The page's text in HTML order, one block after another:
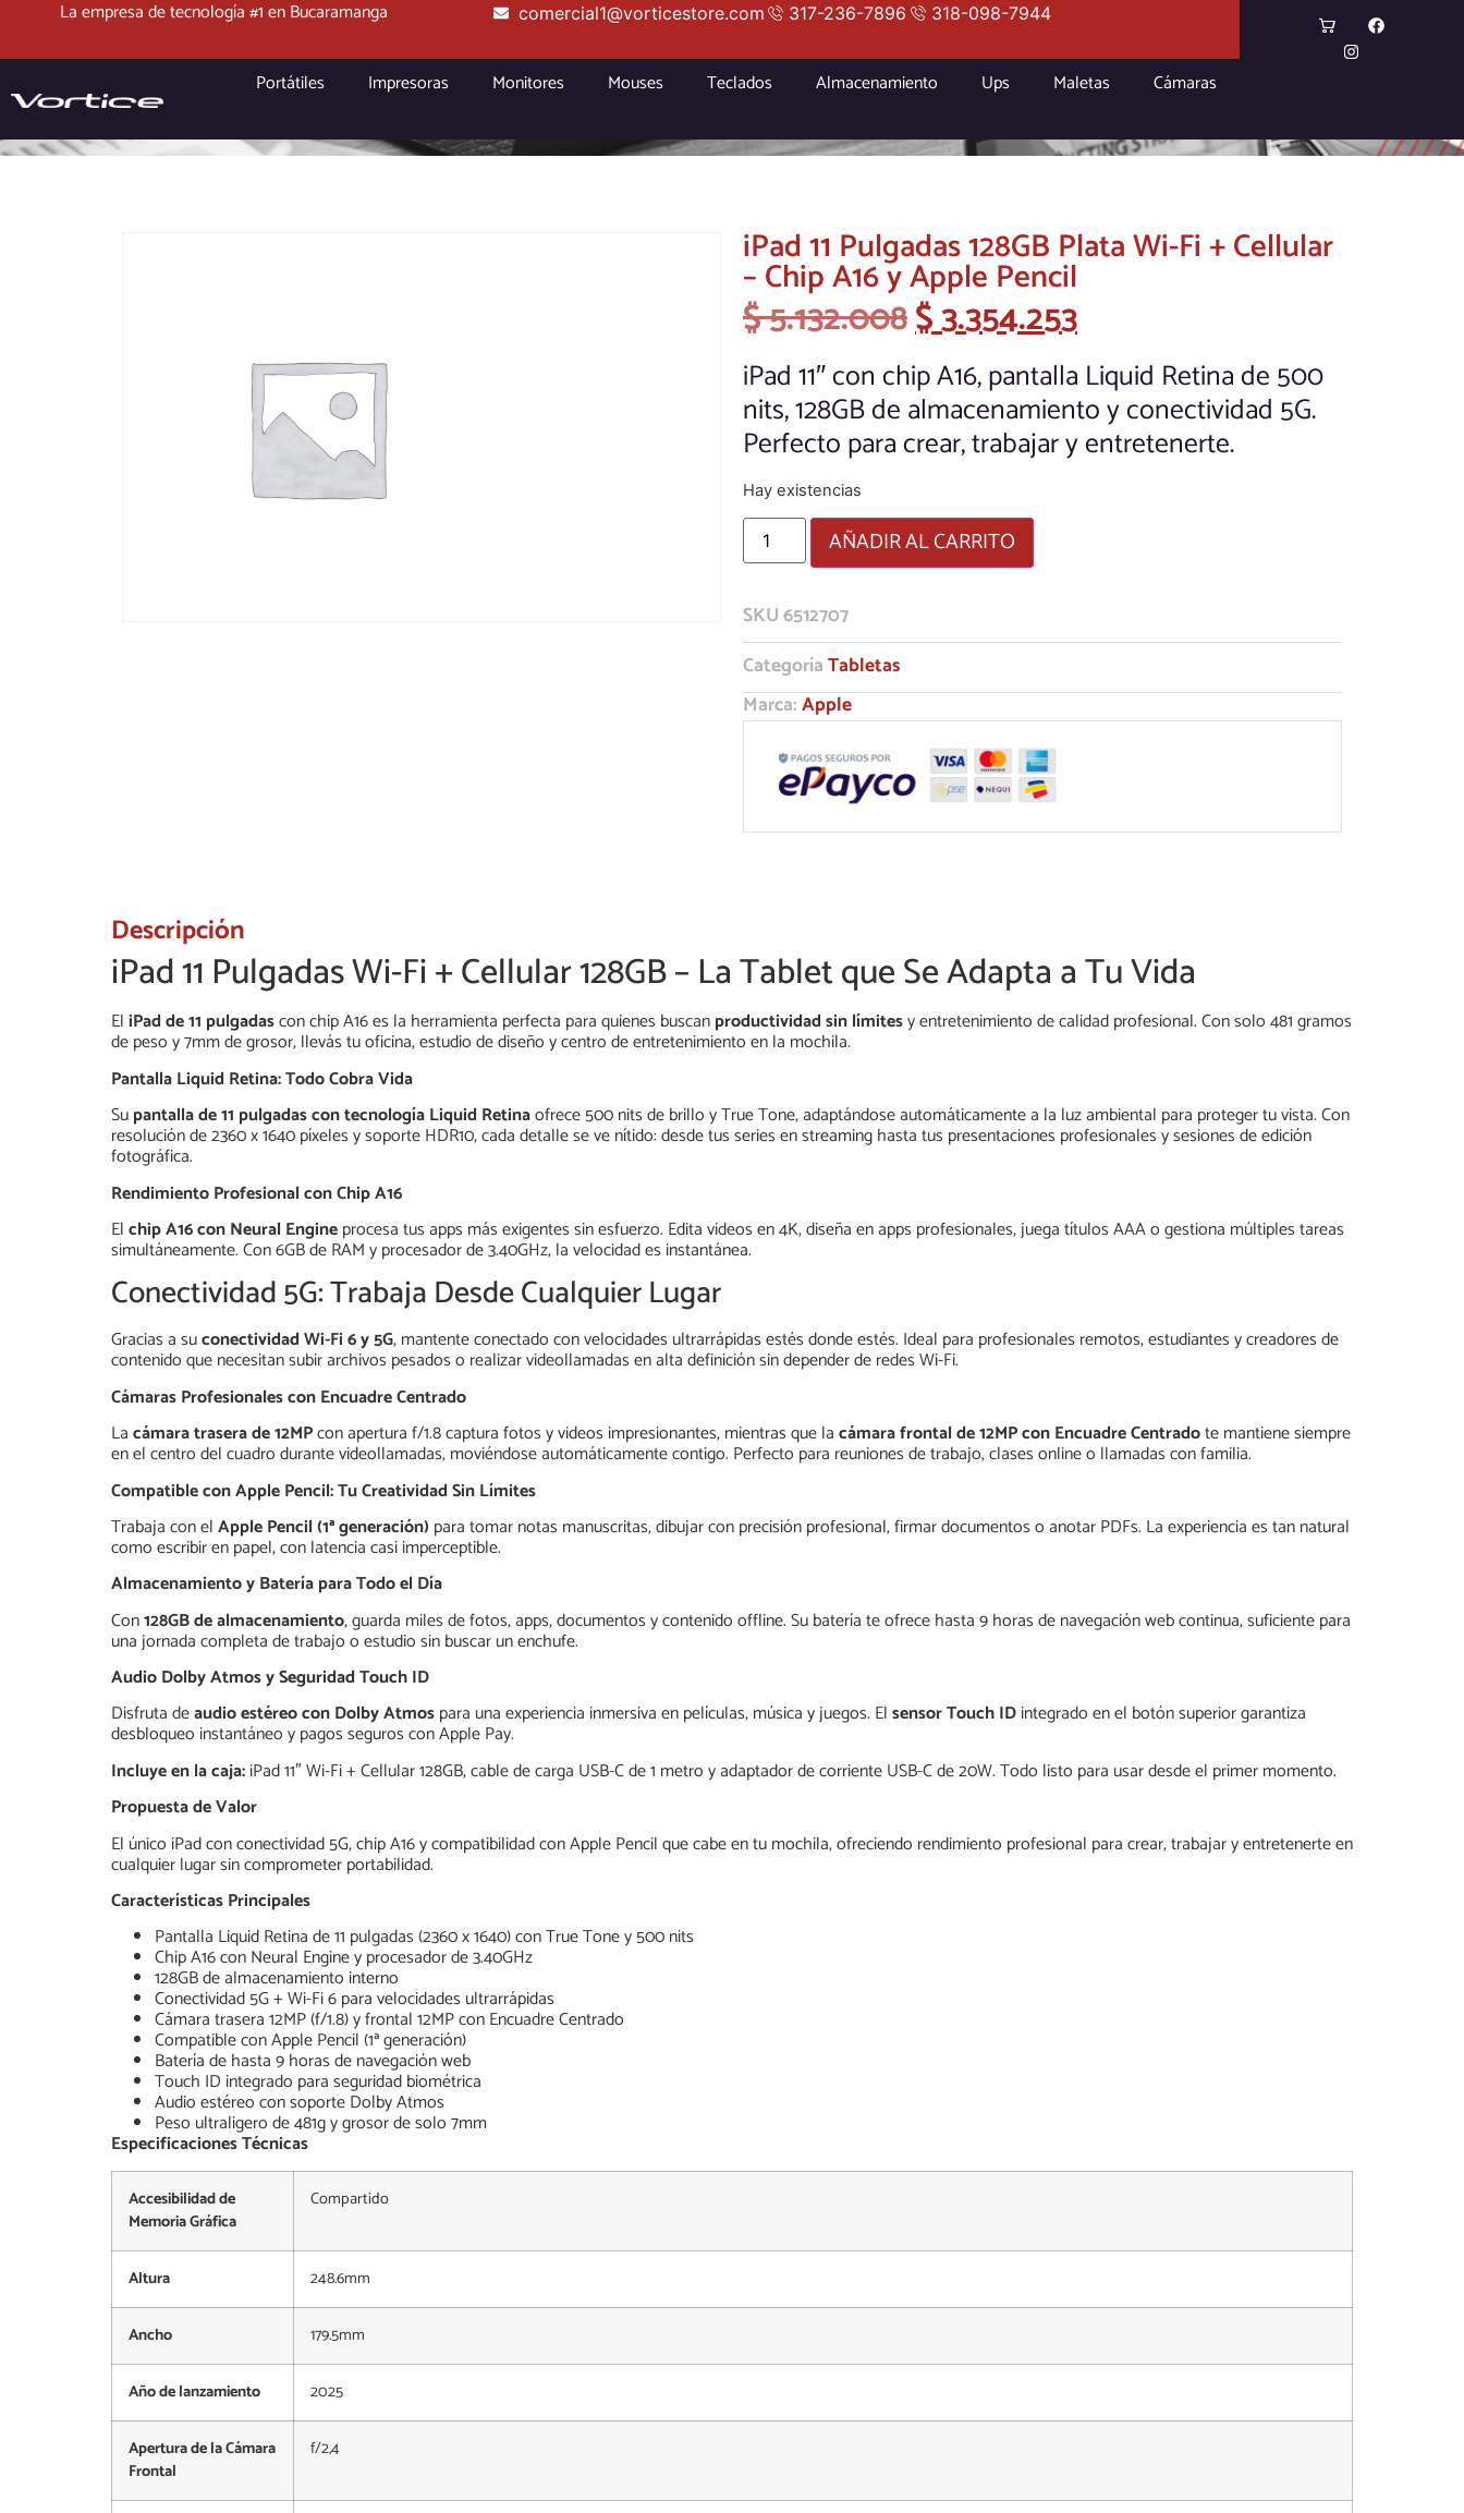
La empresa de tecnología #1 en Bucaramanga comercial1@vorticestore.com 317-236-7896 318-098-7944
Portátiles Impresoras Monitores Mouses Teclados Almacenamiento Ups Maletas Cámaras
iPad 11 Pulgadas 128GB Plata Wi-Fi + Cellular
– Chip A16 y Apple Pencil
$5.132.008$3.354.253
iPad 11″ con chip A16, pantalla Liquid Retina de 500
nits, 128GB de almacenamiento y conectividad 5G.
Perfecto para crear, trabajar y entretenerte.
Hay existencias
AÑADIR AL CARRITO
SKU6512707
CategoríaTabletas
Marca:Apple
Descripción
iPad 11 Pulgadas Wi-Fi + Cellular 128GB – La Tablet que Se Adapta a Tu Vida
EliPad de 11 pulgadascon chip A16 es la herramienta perfecta para quienes buscanproductividad sin límitesy entretenimiento de calidad profesional. Con solo 481 gramos
de peso y 7mm de grosor, llevás tu oficina, estudio de diseño y centro de entretenimiento en la mochila.
Pantalla Liquid Retina: Todo Cobra Vida
Supantalla de 11 pulgadas con tecnología Liquid Retinaofrece 500 nits de brillo y True Tone, adaptándose automáticamente a la luz ambiental para proteger tu vista. Con
resolución de 2360 x 1640 píxeles y soporte HDR10, cada detalle se ve nítido: desde tus series en streaming hasta tus presentaciones profesionales y sesiones de edición
fotográfica.
Rendimiento Profesional con Chip A16
Elchip A16 con Neural Engineprocesa tus apps más exigentes sin esfuerzo. Edita videos en 4K, diseña en apps profesionales, juega títulos AAA o gestiona múltiples tareas
simultáneamente. Con 6GB de RAM y procesador de 3.40GHz, la velocidad es instantánea.
Conectividad 5G: Trabaja Desde Cualquier Lugar
Gracias a suconectividad Wi-Fi 6 y 5G, mantente conectado con velocidades ultrarrápidas estés donde estés. Ideal para profesionales remotos, estudiantes y creadores de
contenido que necesitan subir archivos pesados o realizar videollamadas en alta definición sin depender de redes Wi-Fi.
Cámaras Profesionales con Encuadre Centrado
Lacámara trasera de 12MPcon apertura f/1.8 captura fotos y videos impresionantes, mientras que lacámara frontal de 12MP con Encuadre Centradote mantiene siempre
en el centro del cuadro durante videollamadas, moviéndose automáticamente contigo. Perfecto para reuniones de trabajo, clases online o llamadas con familia.
Compatible con Apple Pencil: Tu Creatividad Sin Límites
Trabaja con elApple Pencil (1ª generación) para tomar notas manuscritas, dibujar con precisión profesional, firmar documentos o anotar PDFs. La experiencia es tan natural
como escribir en papel, con latencia casi imperceptible.
Almacenamiento y Batería para Todo el Día
Con128GB de almacenamiento, guarda miles de fotos, apps, documentos y contenido offline. Su batería te ofrece hasta 9 horas de navegación web continua, suficiente para
una jornada completa de trabajo o estudio sin buscar un enchufe.
Audio Dolby Atmos y Seguridad Touch ID
Disfruta deaudio estéreo con Dolby Atmospara una experiencia inmersiva en películas, música y juegos. Elsensor Touch IDintegrado en el botón superior garantiza
desbloqueo instantáneo y pagos seguros con Apple Pay.
Incluye en la caja:iPad 11″ Wi-Fi + Cellular 128GB, cable de carga USB-C de 1 metro y adaptador de corriente USB-C de 20W. Todo listo para usar desde el primer momento.
Propuesta de Valor
El único iPad con conectividad 5G, chip A16 y compatibilidad con Apple Pencil que cabe en tu mochila, ofreciendo rendimiento profesional para crear, trabajar y entretenerte en
cualquier lugar sin comprometer portabilidad.
Características Principales
Pantalla Liquid Retina de 11 pulgadas (2360 x 1640) con True Tone y 500 nits
Chip A16 con Neural Engine y procesador de 3.40GHz
128GB de almacenamiento interno
Conectividad 5G + Wi-Fi 6 para velocidades ultrarrápidas
Cámara trasera 12MP (f/1.8) y frontal 12MP con Encuadre Centrado
Compatible con Apple Pencil (1ª generación)
Batería de hasta 9 horas de navegación web
Touch ID integrado para seguridad biométrica
Audio estéreo con soporte Dolby Atmos
Peso ultraligero de 481g y grosor de solo 7mm
Especificaciones Técnicas
Accesibilidad de
Memoria Gráfica
Compartido
Altura 248.6mm
Ancho 179.5mm
Año de lanzamiento 2025
Apertura de la Cámara
Frontal
f/2,4